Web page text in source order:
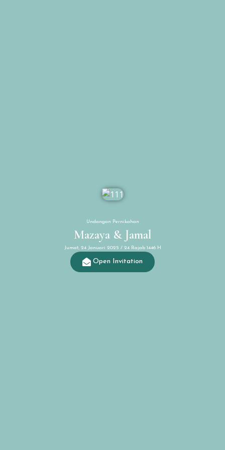
Undangan Pernikahan
Mazaya & Jamal
Jumat, 24 Januari 2025 / 24 Rajab 1446 H
Open Invitation